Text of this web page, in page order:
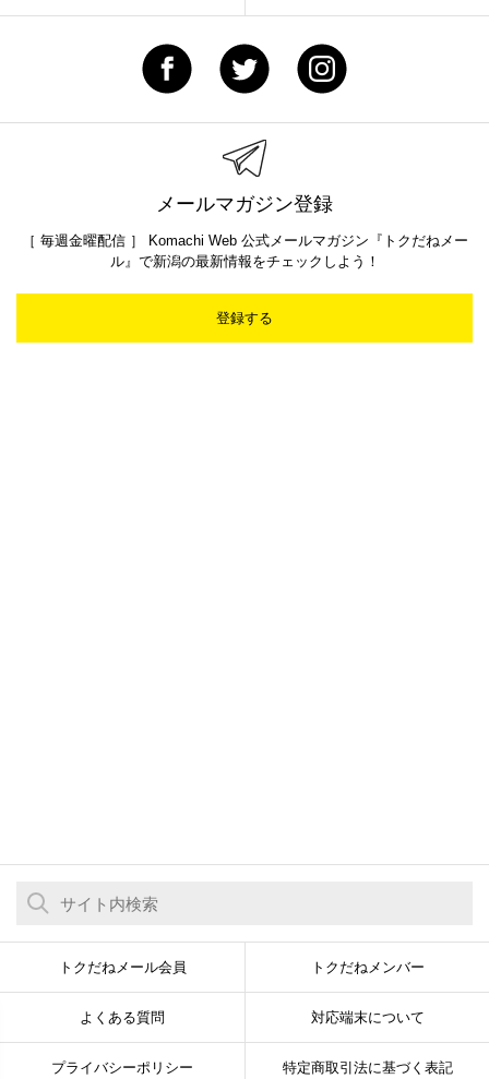
メールマガジン登録
［ 毎週金曜配信 ］ Komachi Web 公式メールマガジン『トクだねメー
ル』で新潟の最新情報をチェックしよう！
登録する
トクだねメール会員 トクだねメンバー
よくある質問 対応端末について
プライバシーポリシー 特定商取引法に基づく表記